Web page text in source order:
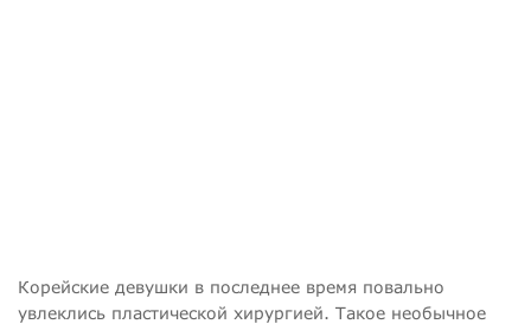
Корейские девушки в последнее время повально
увлеклись пластической хирургией. Такое необычное